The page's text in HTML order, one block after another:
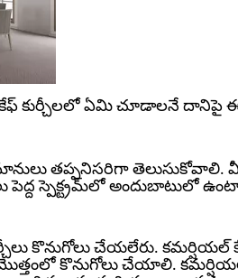
ఏమి చూడాలనే దానిపై ఈ
తప్పనిసరిగా తెలుసుకోవాలి.
పెద్ద స్పెక్ట్రమ్‌లో అందుబాటులో
కొనుగోలు చేయలేరు.
కొనుగోలు చేయాలి.